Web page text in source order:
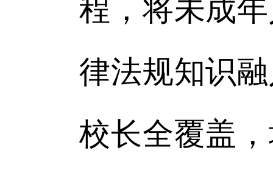
程，将未成
律法规知识
校长全覆盖